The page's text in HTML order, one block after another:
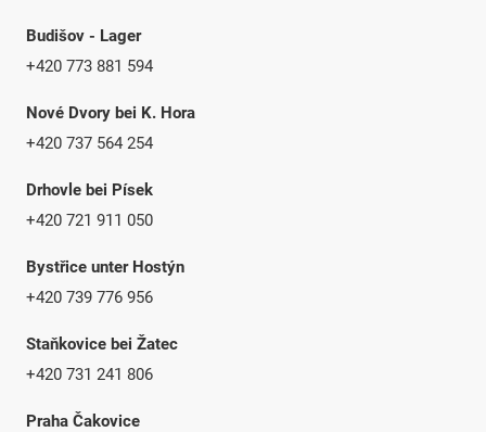
Budišov - Lager
+420 773 881 594
Nové Dvory bei K. Hora
+420 737 564 254
Drhovle bei Písek
+420 721 911 050
Bystřice unter Hostýn
+420 739 776 956
Staňkovice bei Žatec
+420 731 241 806
Praha Čakovice